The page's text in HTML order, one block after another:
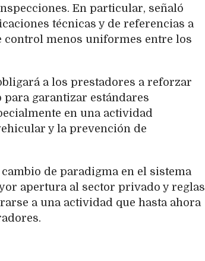
En particular, señaló
técnicas y de referencias a
menos uniformes entre los
a los prestadores a reforzar
garantizar estándares
en una actividad
y la prevención de
de paradigma en el sistema
apertura al sector privado y reglas
a una actividad que hasta ahora